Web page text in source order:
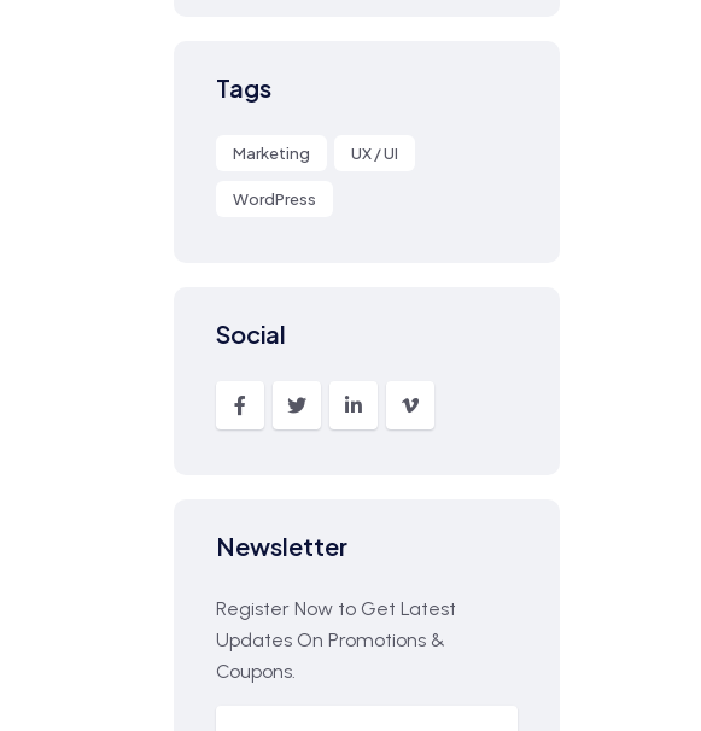
Tags
Marketing UX / UI
WordPress
Social
Newsletter
Register Now to Get Latest
Updates On Promotions &
Coupons.